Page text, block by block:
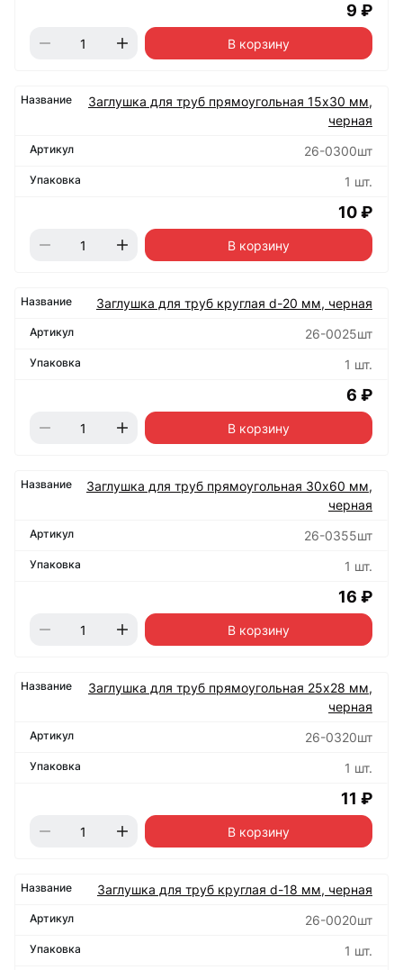
9 ₽
В корзину
Заглушка для труб прямоугольная 15х30 мм,
черная
26-0300шт
1 шт.
10 ₽
В корзину
Заглушка для труб круглая d-20 мм, черная
26-0025шт
1 шт.
6 ₽
В корзину
Заглушка для труб прямоугольная 30х60 мм,
черная
26-0355шт
1 шт.
16 ₽
В корзину
Заглушка для труб прямоугольная 25х28 мм,
черная
26-0320шт
1 шт.
11 ₽
В корзину
Заглушка для труб круглая d-18 мм, черная
26-0020шт
1 шт.